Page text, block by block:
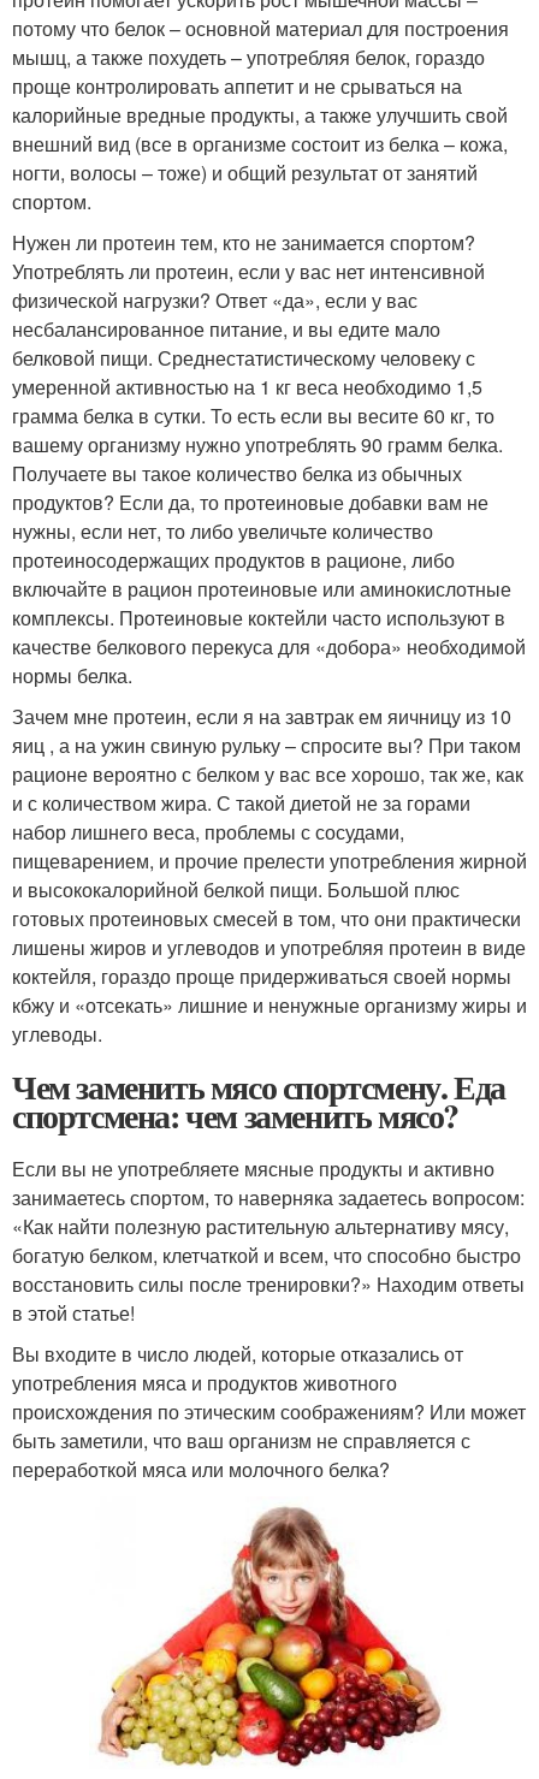
потому что белок – основной материал для построения
мышц, а также похудеть – употребляя белок, гораздо
проще контролировать аппетит и не срываться на
калорийные вредные продукты, а также улучшить свой
внешний вид (все в организме состоит из белка – кожа,
ногти, волосы – тоже) и общий результат от занятий
спортом.
Нужен ли протеин тем, кто не занимается спортом?
Употреблять ли протеин, если у вас нет интенсивной
физической нагрузки? Ответ «да», если у вас
несбалансированное питание, и вы едите мало
белковой пищи. Среднестатистическому человеку с
умеренной активностью на 1 кг веса необходимо 1,5
грамма белка в сутки. То есть если вы весите 60 кг, то
вашему организму нужно употреблять 90 грамм белка.
Получаете вы такое количество белка из обычных
продуктов? Если да, то протеиновые добавки вам не
нужны, если нет, то либо увеличьте количество
протеиносодержащих продуктов в рационе, либо
включайте в рацион протеиновые или аминокислотные
комплексы. Протеиновые коктейли часто используют в
качестве белкового перекуса для «добора» необходимой
нормы белка.
Зачем мне протеин, если я на завтрак ем яичницу из 10
яиц , а на ужин свиную рульку – спросите вы? При таком
рационе вероятно с белком у вас все хорошо, так же, как
и с количеством жира. С такой диетой не за горами
набор лишнего веса, проблемы с сосудами,
пищеварением, и прочие прелести употребления жирной
и высококалорийной белкой пищи. Большой плюс
готовых протеиновых смесей в том, что они практически
лишены жиров и углеводов и употребляя протеин в виде
коктейля, гораздо проще придерживаться своей нормы
кбжу и «отсекать» лишние и ненужные организму жиры и
углеводы.
Чем заменить мясо спортсмену. Еда
спортсмена: чем заменить мясо?
Если вы не употребляете мясные продукты и активно
занимаетесь спортом, то наверняка задаетесь вопросом:
«Как найти полезную растительную альтернативу мясу,
богатую белком, клетчаткой и всем, что способно быстро
восстановить силы после тренировки?» Находим ответы
в этой статье!
Вы входите в число людей, которые отказались от
употребления мяса и продуктов животного
происхождения по этическим соображениям? Или может
быть заметили, что ваш организм не справляется с
переработкой мяса или молочного белка?